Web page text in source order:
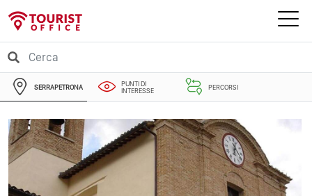
SERRAPETRONA
PUNTI DI
INTERESSE
PERCORSI